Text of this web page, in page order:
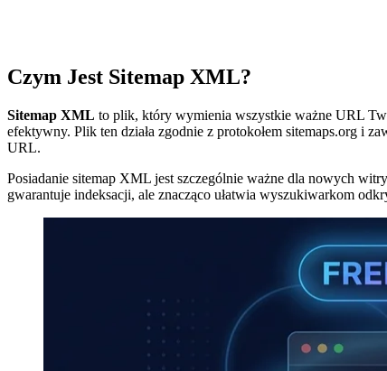
Czym Jest Sitemap XML?
Sitemap XML to plik, który wymienia wszystkie ważne URL
efektywny. Plik ten działa zgodnie z protokołem sitemaps.org i
URL.
Posiadanie sitemap XML jest szczególnie ważne dla nowych
gwarantuje indeksacji, ale znacząco ułatwia wyszukiwarkom